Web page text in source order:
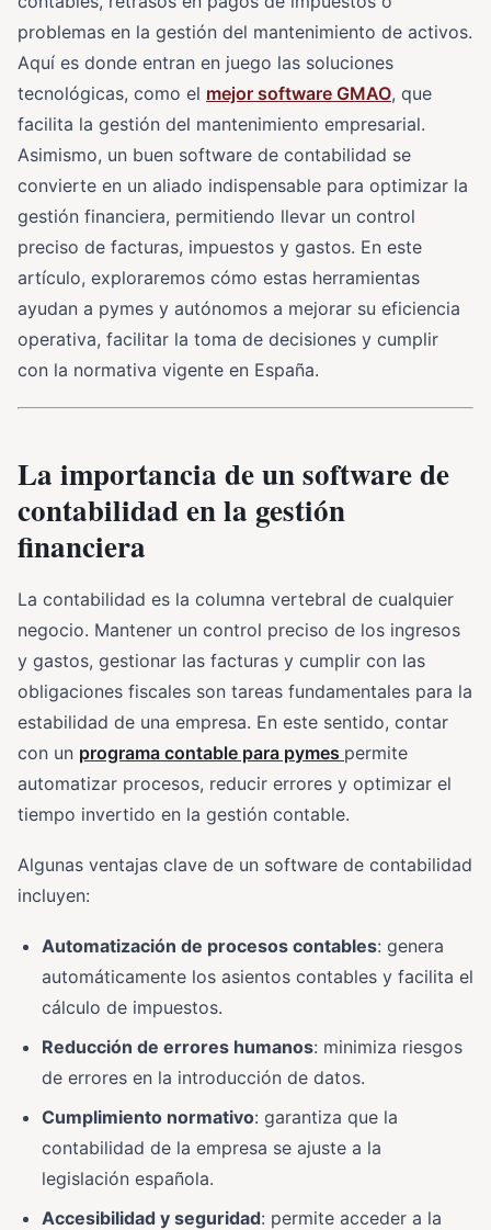
problemas en la gestión del mantenimiento de activos.
Aquí es donde entran en juego las soluciones
tecnológicas, como el mejor software GMAO, que
facilita la gestión del mantenimiento empresarial.
Asimismo, un buen software de contabilidad se
convierte en un aliado indispensable para optimizar la
gestión financiera, permitiendo llevar un control
preciso de facturas, impuestos y gastos. En este
artículo, exploraremos cómo estas herramientas
ayudan a pymes y autónomos a mejorar su eficiencia
operativa, facilitar la toma de decisiones y cumplir
con la normativa vigente en España.
La importancia de un software de
contabilidad en la gestión
financiera
La contabilidad es la columna vertebral de cualquier
negocio. Mantener un control preciso de los ingresos
y gastos, gestionar las facturas y cumplir con las
obligaciones fiscales son tareas fundamentales para la
estabilidad de una empresa. En este sentido, contar
con un programa contable para pymes permite
automatizar procesos, reducir errores y optimizar el
tiempo invertido en la gestión contable.
Algunas ventajas clave de un software de contabilidad
incluyen:
Automatización de procesos contables: genera
automáticamente los asientos contables y facilita el
cálculo de impuestos.
Reducción de errores humanos: minimiza riesgos
de errores en la introducción de datos.
Cumplimiento normativo: garantiza que la
contabilidad de la empresa se ajuste a la
legislación española.
Accesibilidad y seguridad: permite acceder a la